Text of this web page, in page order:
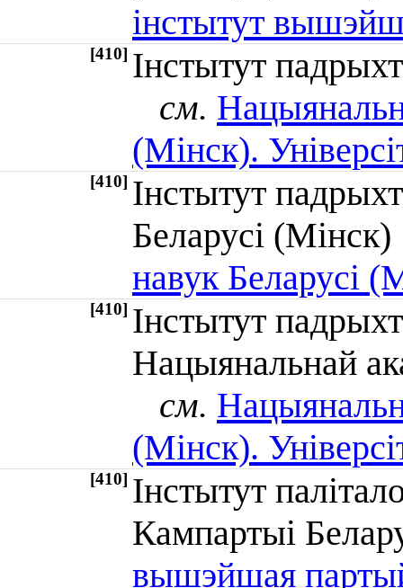
інстытут
[410] Інстытут
см.
(Мінск).
[410] Інстытут
Беларусі
навук Беларусі
[410] Інстытут
Нацыянальнай
см.
(Мінск).
[410] Інстытут
Кампартыі
вышэйшая